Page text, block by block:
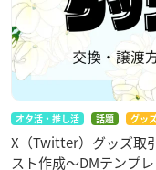
オタ活・推し活 話題 グッ
X（Twitter）グッズ取
スト作成〜DMテンプ